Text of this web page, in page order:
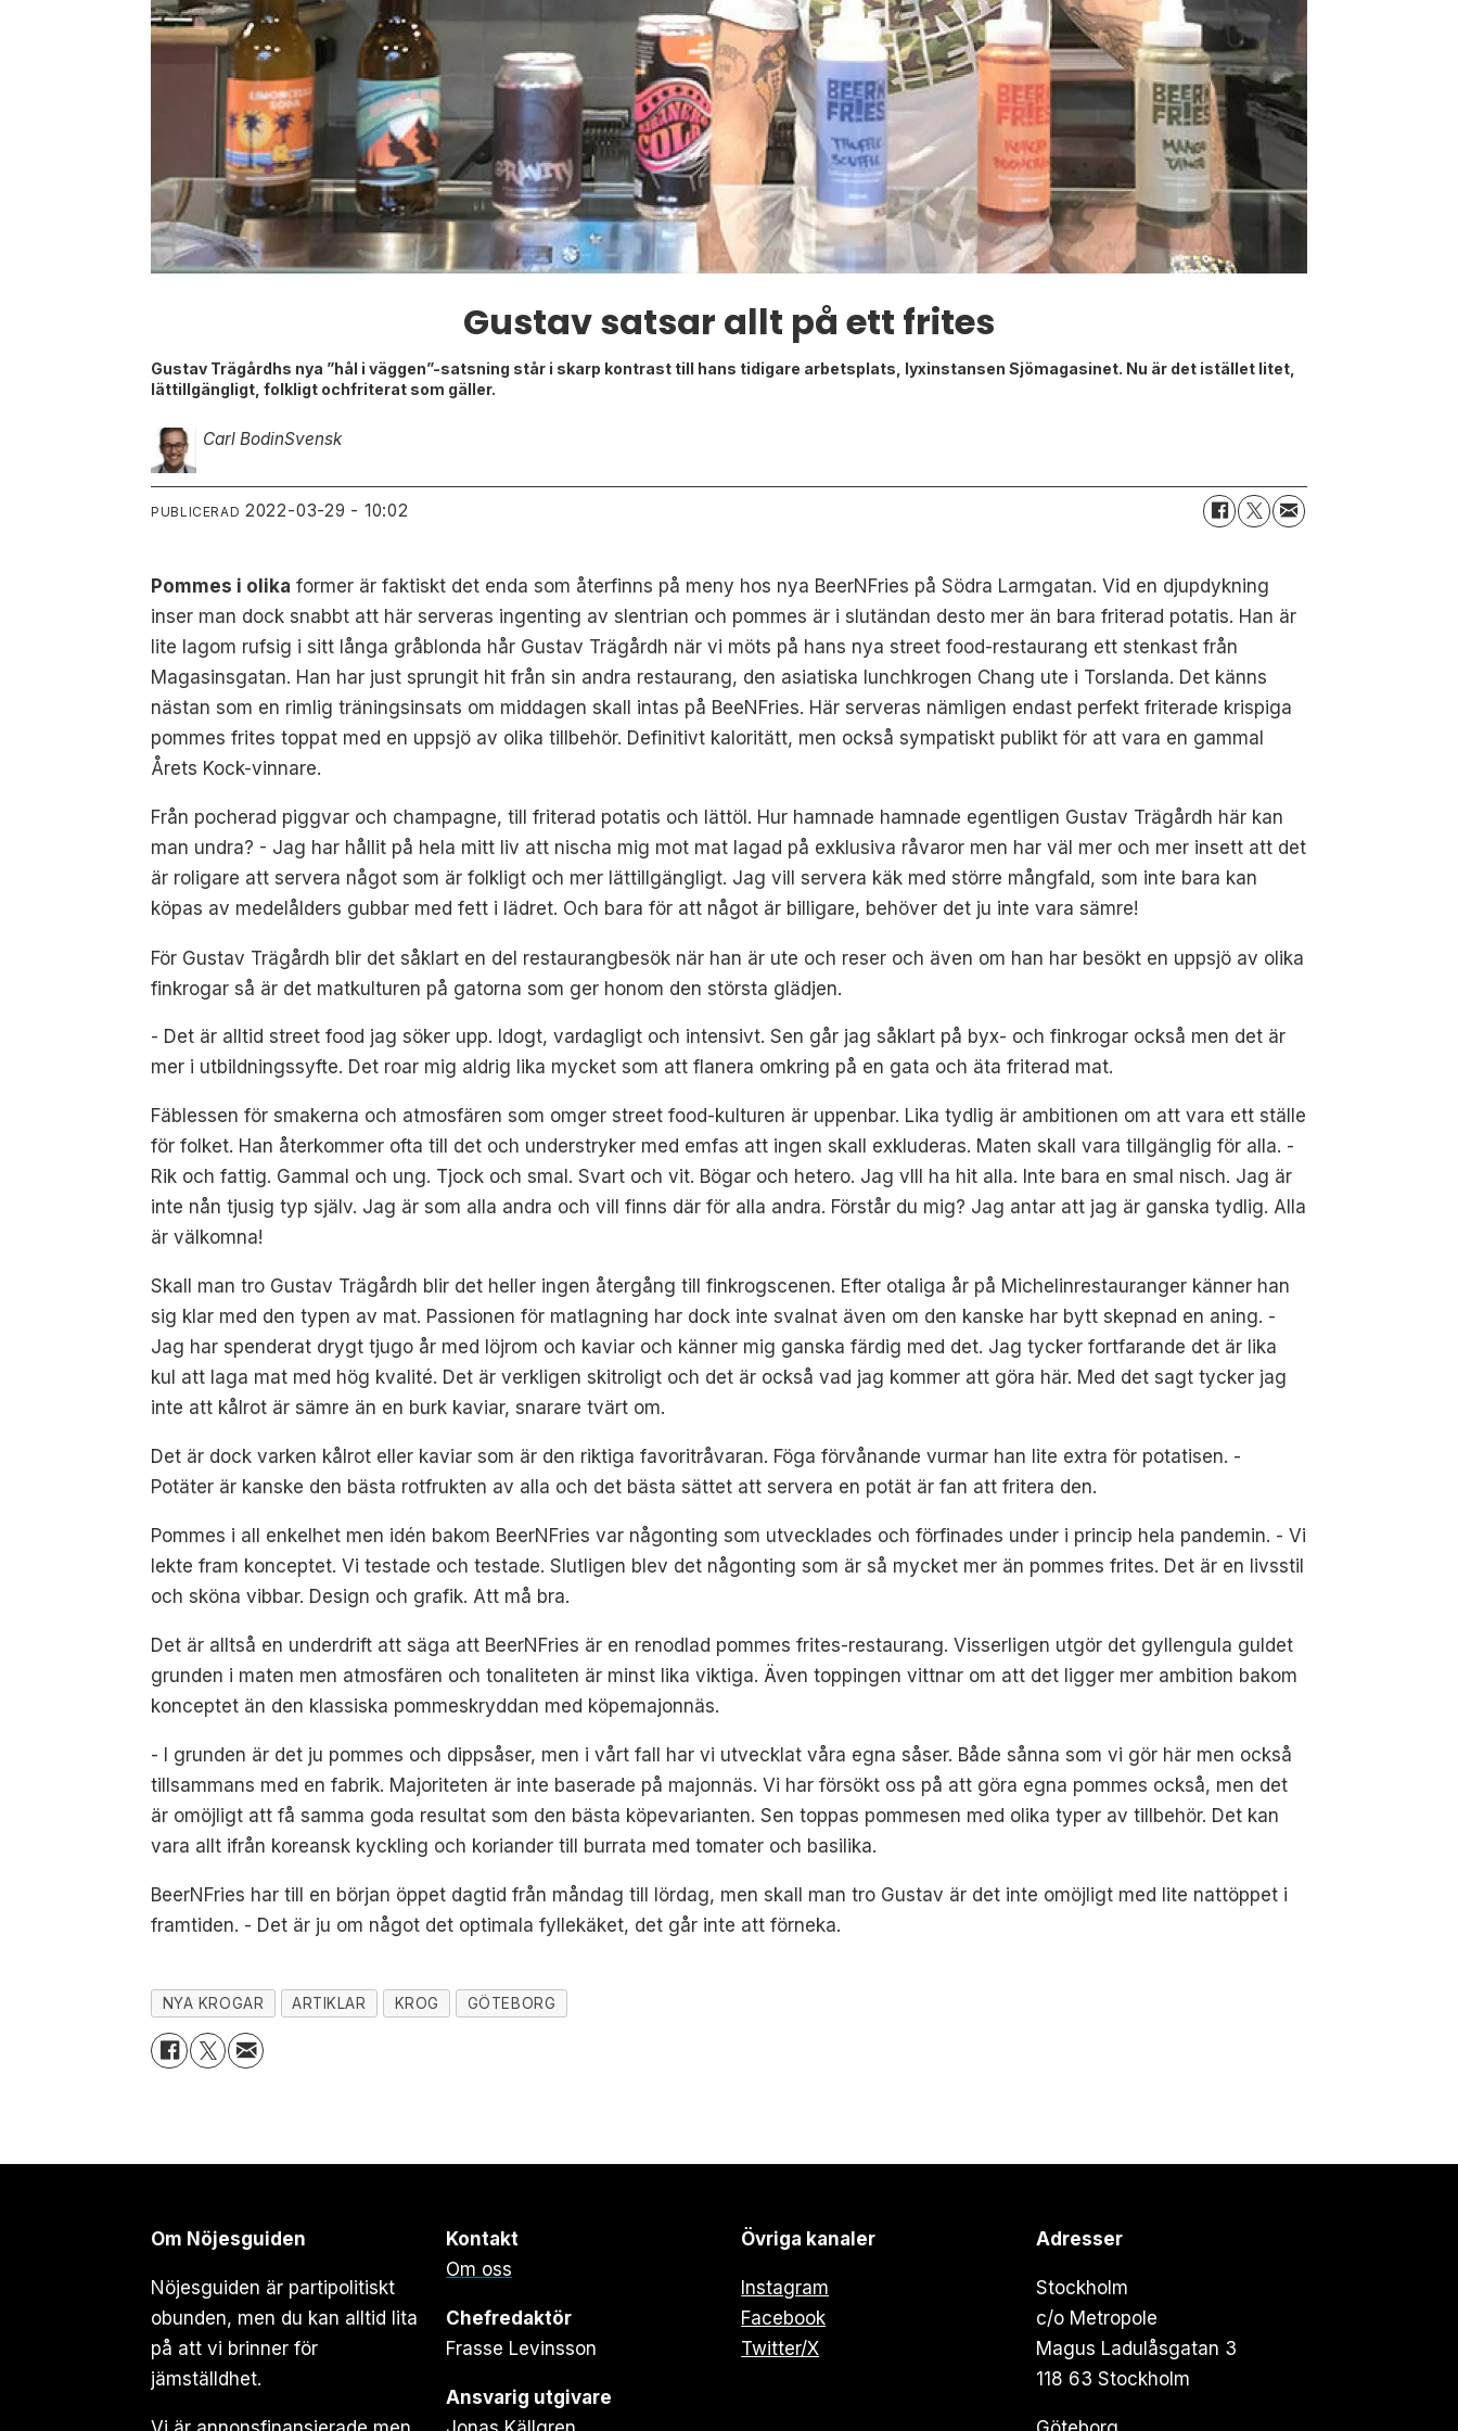
Gustav satsar allt på ett frites
Gustav Trägårdhs nya ”hål i väggen”-satsning står i skarp kontrast till hans tidigare arbetsplats, lyxinstansen Sjömagasinet. Nu är det istället litet,
lättillgängligt, folkligt ochfriterat som gäller.
Carl BodinSvensk
PUBLICERAD 2022-03-29 - 10:02
Pommes i olika former är faktiskt det enda som återfinns på meny hos nya BeerNFries på Södra Larmgatan. Vid en djupdykning
inser man dock snabbt att här serveras ingenting av slentrian och pommes är i slutändan desto mer än bara friterad potatis. Han är
lite lagom rufsig i sitt långa gråblonda hår Gustav Trägårdh när vi möts på hans nya street food-restaurang ett stenkast från
Magasinsgatan. Han har just sprungit hit från sin andra restaurang, den asiatiska lunchkrogen Chang ute i Torslanda. Det känns
nästan som en rimlig träningsinsats om middagen skall intas på BeeNFries. Här serveras nämligen endast perfekt friterade krispiga
pommes frites toppat med en uppsjö av olika tillbehör. Definitivt kaloritätt, men också sympatiskt publikt för att vara en gammal
Årets Kock-vinnare.
Från pocherad piggvar och champagne, till friterad potatis och lättöl. Hur hamnade hamnade egentligen Gustav Trägårdh här kan
man undra? - Jag har hållit på hela mitt liv att nischa mig mot mat lagad på exklusiva råvaror men har väl mer och mer insett att det
är roligare att servera något som är folkligt och mer lättillgängligt. Jag vill servera käk med större mångfald, som inte bara kan
köpas av medelålders gubbar med fett i lädret. Och bara för att något är billigare, behöver det ju inte vara sämre!
För Gustav Trägårdh blir det såklart en del restaurangbesök när han är ute och reser och även om han har besökt en uppsjö av olika
finkrogar så är det matkulturen på gatorna som ger honom den största glädjen.
- Det är alltid street food jag söker upp. Idogt, vardagligt och intensivt. Sen går jag såklart på byx- och finkrogar också men det är
mer i utbildningssyfte. Det roar mig aldrig lika mycket som att flanera omkring på en gata och äta friterad mat.
Fäblessen för smakerna och atmosfären som omger street food-kulturen är uppenbar. Lika tydlig är ambitionen om att vara ett ställe
för folket. Han återkommer ofta till det och understryker med emfas att ingen skall exkluderas. Maten skall vara tillgänglig för alla. -
Rik och fattig. Gammal och ung. Tjock och smal. Svart och vit. Bögar och hetero. Jag vlll ha hit alla. Inte bara en smal nisch. Jag är
inte nån tjusig typ själv. Jag är som alla andra och vill finns där för alla andra. Förstår du mig? Jag antar att jag är ganska tydlig. Alla
är välkomna!
Skall man tro Gustav Trägårdh blir det heller ingen återgång till finkrogscenen. Efter otaliga år på Michelinrestauranger känner han
sig klar med den typen av mat. Passionen för matlagning har dock inte svalnat även om den kanske har bytt skepnad en aning. -
Jag har spenderat drygt tjugo år med löjrom och kaviar och känner mig ganska färdig med det. Jag tycker fortfarande det är lika
kul att laga mat med hög kvalité. Det är verkligen skitroligt och det är också vad jag kommer att göra här. Med det sagt tycker jag
inte att kålrot är sämre än en burk kaviar, snarare tvärt om.
Det är dock varken kålrot eller kaviar som är den riktiga favoritråvaran. Föga förvånande vurmar han lite extra för potatisen. -
Potäter är kanske den bästa rotfrukten av alla och det bästa sättet att servera en potät är fan att fritera den.
Pommes i all enkelhet men idén bakom BeerNFries var någonting som utvecklades och förfinades under i princip hela pandemin. - Vi
lekte fram konceptet. Vi testade och testade. Slutligen blev det någonting som är så mycket mer än pommes frites. Det är en livsstil
och sköna vibbar. Design och grafik. Att må bra.
Det är alltså en underdrift att säga att BeerNFries är en renodlad pommes frites-restaurang. Visserligen utgör det gyllengula guldet
grunden i maten men atmosfären och tonaliteten är minst lika viktiga. Även toppingen vittnar om att det ligger mer ambition bakom
konceptet än den klassiska pommeskryddan med köpemajonnäs.
- I grunden är det ju pommes och dippsåser, men i vårt fall har vi utvecklat våra egna såser. Både sånna som vi gör här men också
tillsammans med en fabrik. Majoriteten är inte baserade på majonnäs. Vi har försökt oss på att göra egna pommes också, men det
är omöjligt att få samma goda resultat som den bästa köpevarianten. Sen toppas pommesen med olika typer av tillbehör. Det kan
vara allt ifrån koreansk kyckling och koriander till burrata med tomater och basilika.
BeerNFries har till en början öppet dagtid från måndag till lördag, men skall man tro Gustav är det inte omöjligt med lite nattöppet i
framtiden. - Det är ju om något det optimala fyllekäket, det går inte att förneka.
NYA KROGAR ARTIKLAR KROG GÖTEBORG
Om Nöjesguiden
Nöjesguiden är partipolitiskt
obunden, men du kan alltid lita
på att vi brinner för
jämställdhet.
Kontakt
Om oss
Chefredaktör
Frasse Levinsson
Ansvarig utgivare
Övriga kanaler
Instagram
Facebook
Twitter/X
Adresser
Stockholm
c/o Metropole
Magus Ladulåsgatan 3
118 63 Stockholm